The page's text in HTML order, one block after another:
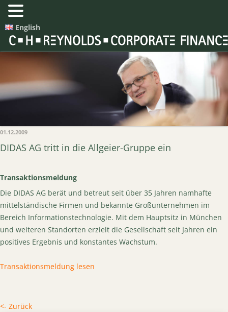
English
01.12.2009
DIDAS AG tritt in die Allgeier-Gruppe ein
Transaktionsmeldung
Die DIDAS AG berät und betreut seit über 35 Jahren namhafte
mittelständische Firmen und bekannte Großunternehmen im
Bereich Informationstechnologie. Mit dem Hauptsitz in München
und weiteren Standorten erzielt die Gesellschaft seit Jahren ein
positives Ergebnis und konstantes Wachstum.
Transaktionsmeldung lesen
<- Zurück